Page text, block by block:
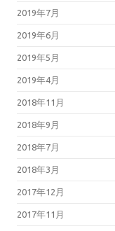
2019年7月
2019年6月
2019年5月
2019年4月
2018年11月
2018年9月
2018年7月
2018年3月
2017年12月
2017年11月